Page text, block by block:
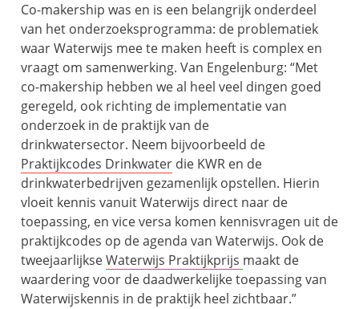
Co-makership was en is een belangrijk onderdeel
van het onderzoeksprogramma: de problematiek
waar Waterwijs mee te maken heeft is complex en
vraagt om samenwerking. Van Engelenburg: “Met
co-makership hebben we al heel veel dingen goed
geregeld, ook richting de implementatie van
onderzoek in de praktijk van de
drinkwatersector. Neem bijvoorbeeld de
Praktijkcodes Drinkwater die KWR en de
drinkwaterbedrijven gezamenlijk opstellen. Hierin
vloeit kennis vanuit Waterwijs direct naar de
toepassing, en viceversa komen kennisvragen uit de
praktijkcodes op de agenda van Waterwijs. Ook de
tweejaarlijkseWaterwijs Praktijkprijs maakt de
waardering voor de daadwerkelijketoepassingvan
Waterwijskennis in de praktijk heel zichtbaar.”